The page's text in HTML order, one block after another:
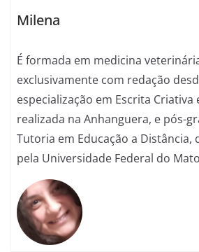
Milena
É formada em medicina
exclusivamente com redação
especialização em Escrita Criativa
realizada na Anhanguera, e pós-
Tutoria em Educação a Distância,
pela Universidade Federal do